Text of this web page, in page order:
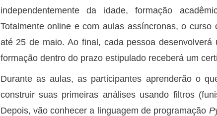
independentemente da idade, formação
Totalmente online e com aulas assíncronas, o
até 25 de maio. Ao final, cada pessoa
formação dentro do prazo estipulado receberá um
Durante as aulas, as participantes aprenderão o
construir suas primeiras análises usando filtros
Depois, vão conhecer a linguagem de programação